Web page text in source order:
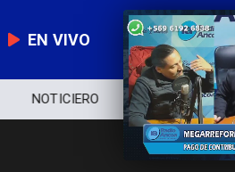
EN VIVO
NOTICIERO POLÍTICA